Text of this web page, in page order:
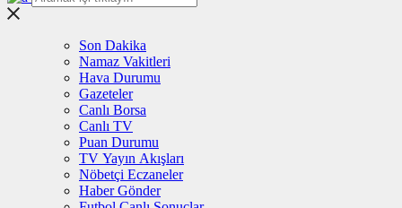
Son Dakika
Namaz Vakitleri
Hava Durumu
Gazeteler
Canlı Borsa
Canlı TV
Puan Durumu
TV Yayın Akışları
Nöbetçi Eczaneler
Haber Gönder